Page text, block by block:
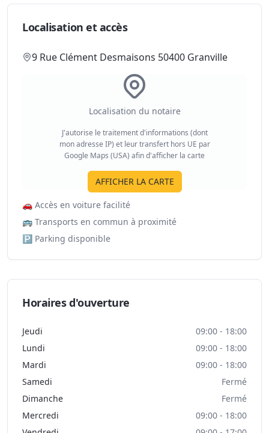
Localisation et accès
9 Rue Clément Desmaisons 50400 Granville
Localisation du notaire
J'autorise le traitement d'informations (dont
mon adresse IP) et leur transfert hors UE par
Google Maps (USA) afin d'afficher la carte
AFFICHER LA CARTE
🚗 Accès en voiture facilité
🚌 Transports en commun à proximité
🅿️ Parking disponible
Horaires d'ouverture
Jeudi
09:00 - 18:00
Lundi
09:00 - 18:00
Mardi
09:00 - 18:00
Samedi
Fermé
Dimanche
Fermé
Mercredi
09:00 - 18:00